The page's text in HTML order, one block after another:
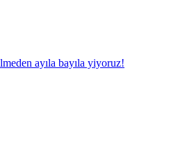
ayıla bayıla yiyoruz!